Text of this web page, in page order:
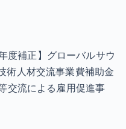
度補正】グローバルサウ
術人材交流事業費補助金
交流による雇用促進事